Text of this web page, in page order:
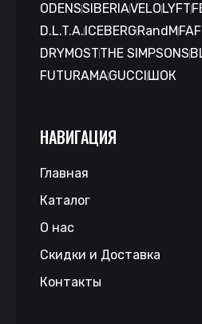
ODENSSIBERIAVELO LYFT
D.L.T.A. ICEBERG RandM
DRYMOSTTHE SIMPSONS
FUTURAMAGUCCI ШОК
НАВИГАЦИЯ
Главная
Каталог
О нас
Скидки и Доставка
Контакты